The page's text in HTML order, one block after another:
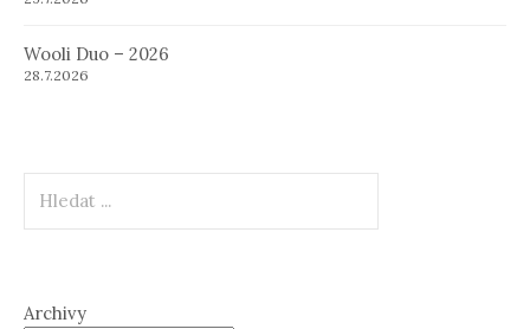
Wooli Duo – 2026
28.7.2026
Archivy